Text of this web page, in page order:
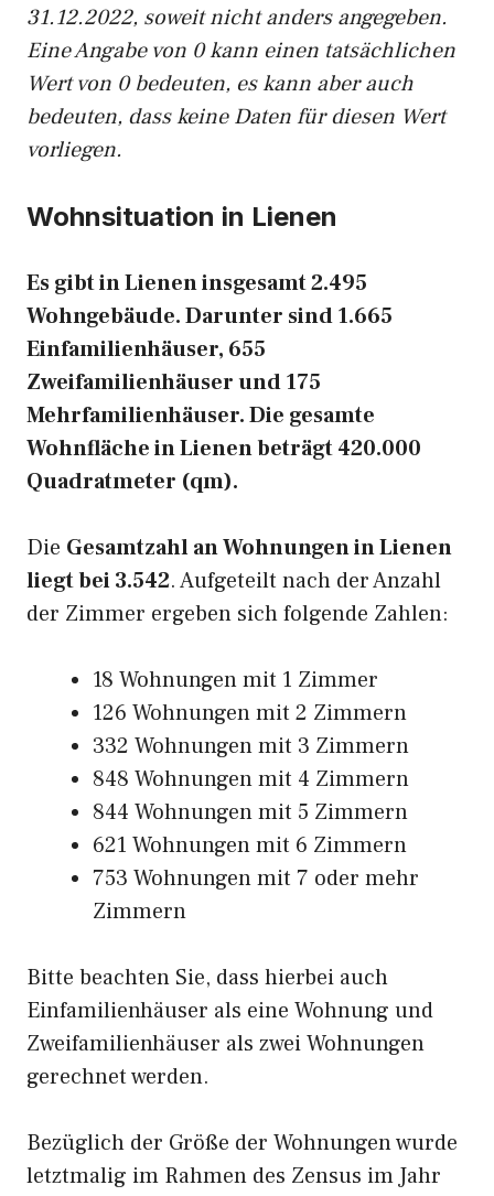
31.12.2022, soweit nicht anders angegeben.
Eine Angabe von 0 kann einen tatsächlichen
Wert von 0 bedeuten, es kann aber auch
bedeuten, dass keine Daten für diesen Wert
vorliegen.
Wohnsituation in Lienen
Es gibt in Lienen insgesamt 2.495
Wohngebäude. Darunter sind 1.665
Einfamilienhäuser, 655
Zweifamilienhäuser und 175
Mehrfamilienhäuser. Die gesamte
Wohnfläche in Lienen beträgt 420.000
Quadratmeter (qm).
Die Gesamtzahl an Wohnungen in Lienen
liegt bei 3.542. Aufgeteilt nach der Anzahl
der Zimmer ergeben sich folgende Zahlen:
18 Wohnungen mit 1 Zimmer
126 Wohnungen mit 2 Zimmern
332 Wohnungen mit 3 Zimmern
848 Wohnungen mit 4 Zimmern
844 Wohnungen mit 5 Zimmern
621 Wohnungen mit 6 Zimmern
753 Wohnungen mit 7 oder mehr
Zimmern
Bitte beachten Sie, dass hierbei auch
Einfamilienhäuser als eine Wohnung und
Zweifamilienhäuser als zwei Wohnungen
gerechnet werden.
Bezüglich der Größe der Wohnungen wurde
letztmalig im Rahmen des Zensus im Jahr